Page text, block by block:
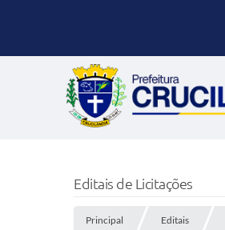
Editais de Licitações
Principal Editais